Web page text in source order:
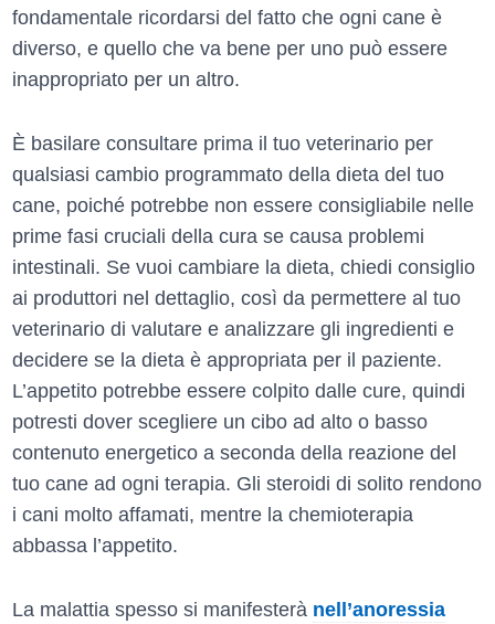
fondamentale ricordarsi del fatto che ogni cane è
diverso, e quello che va bene per uno può essere
inappropriato per un altro.
È basilare consultare prima il tuo veterinario per
qualsiasi cambio programmato della dieta del tuo
cane, poiché potrebbe non essere consigliabile nelle
prime fasi cruciali della cura se causa problemi
intestinali. Se vuoi cambiare la dieta, chiedi consiglio
ai produttori nel dettaglio, così da permettere al tuo
veterinario di valutare e analizzare gli ingredienti e
decidere se la dieta è appropriata per il paziente.
L’appetito potrebbe essere colpito dalle cure, quindi
potresti dover scegliere un cibo ad alto o basso
contenuto energetico a seconda della reazione del
tuo cane ad ogni terapia. Gli steroidi di solito rendono
i cani molto affamati, mentre la chemioterapia
abbassa l’appetito.
La malattia spesso si manifesterà nell’anoressia